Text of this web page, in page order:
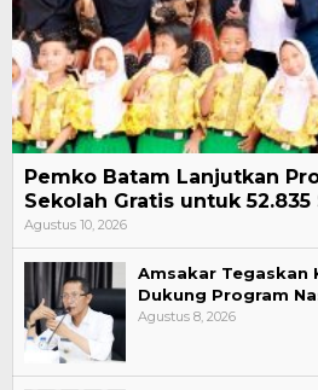
Pemko Batam Lanjutkan
Sekolah Gratis untuk 52.835
Agustus 10, 2026
Amsakar Tegaskan
Dukung Program
Agustus 8, 2026